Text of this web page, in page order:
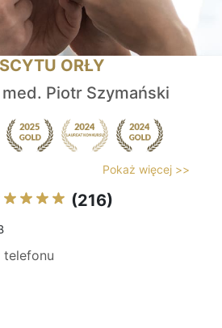
ORŁY
Piotr Szymański
Pokaż więcej >>
(216)
telefonu